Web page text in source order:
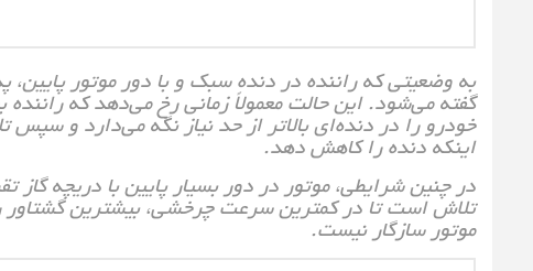
به وضعیتی که راننده در دنده‌ سبک و با دور موتور پایین،
گفته می‌شود. این حالت معمولاً زمانی رخ می‌دهد که
خودرو را در دنده‌ای بالاتر از حد نیاز نگه می‌دارد و سپس
اینکه دنده را کاهش دهد.
در چنین شرایطی، موتور در دور بسیار پایین با دریچه گاز
تلاش است تا در کمترین سرعت چرخشی، بیشترین گشتاور
موتور سازگار نیست.